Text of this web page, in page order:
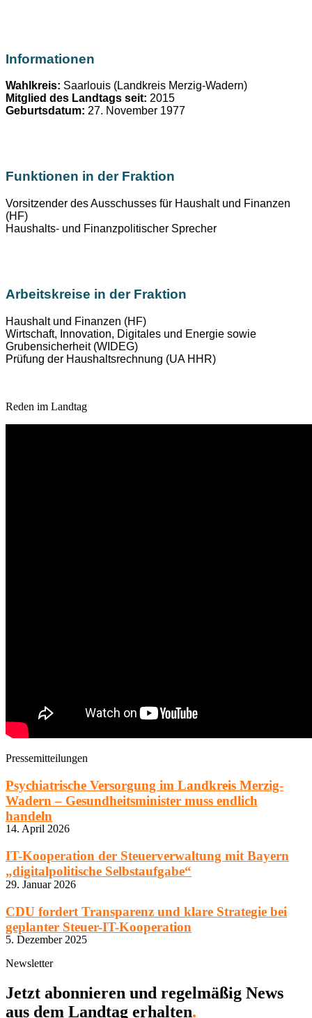
Informationen
Wahlkreis: Saarlouis (Landkreis Merzig-Wadern)
Mitglied des Landtags seit: 2015
Geburtsdatum: 27. November 1977
Funktionen in der Fraktion
Vorsitzender des Ausschusses für Haushalt und Finanzen
(HF)
Haushalts- und Finanzpolitischer Sprecher
Arbeitskreise in der Fraktion
Haushalt und Finanzen (HF)
Wirtschaft, Innovation, Digitales und Energie sowie
Grubensicherheit (WIDEG)
Prüfung der Haushaltsrechnung (UA HHR)
Reden im Landtag
Pressemitteilungen
Psychiatrische Versorgung im Landkreis Merzig-
Wadern – Gesundheitsminister muss endlich
handeln
14. April 2026
IT-Kooperation der Steuerverwaltung mit Bayern
„digitalpolitische Selbstaufgabe“
29. Januar 2026
CDU fordert Transparenz und klare Strategie bei
geplanter Steuer-IT-Kooperation
5. Dezember 2025
Newsletter
Jetzt abonnieren und regelmäßig News
aus dem Landtag erhalten.